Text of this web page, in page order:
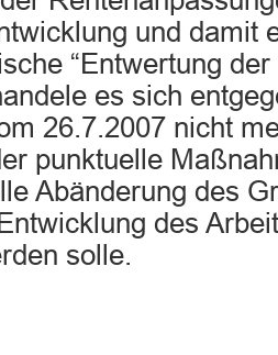
und damit
“Entwertung
es sich
26.7.2007 nicht
punktuelle
Abänderung des
des
solle.